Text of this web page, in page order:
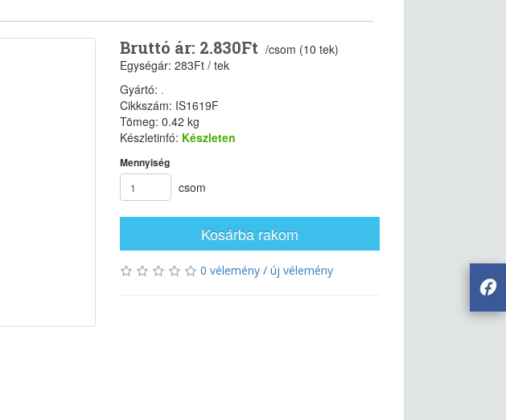
Bruttó ár: 2.830Ft /csom (10 tek)
Egységár: 283Ft / tek
Gyártó: .
Cikkszám: IS1619F
Tömeg: 0.42 kg
Készletinfó: Készleten
Mennyiség
csom
Kosárba rakom
0 vélemény/ új vélemény